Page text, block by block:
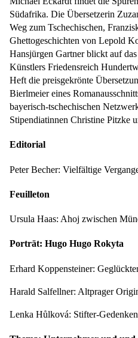
Südafrika. Die Übersetzerin
Weg zum Tschechischen,
Ghettogeschichten von Lepold
Hansjürgen Gartner blickt auf
Künstlers Friedensreich
Heft die preisgekrönte
Bierlmeier eines
bayerisch-tschechischen
Stipendiatinnen Christine Pitzke
Editorial
Peter Becher: Vielfältige
Feuilleton
Ursula Haas: Ahoj zwischen
Porträt: Hugo Hugo Rokyta
Erhard Koppensteiner:
Harald Salfellner: Altprager
Lenka Hůlková: Stifter-